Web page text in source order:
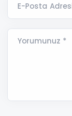
E-Posta
Yorumunuz *